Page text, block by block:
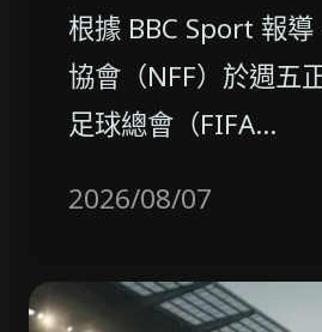
根據 BBC Sport 報
協會（NFF）於週五
足球總會（FIFA…
2026/08/07